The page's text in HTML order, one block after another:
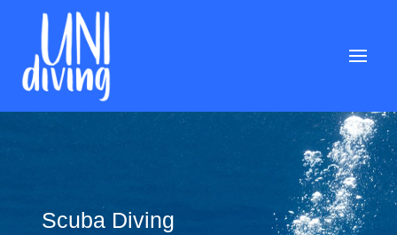
Scuba Diving